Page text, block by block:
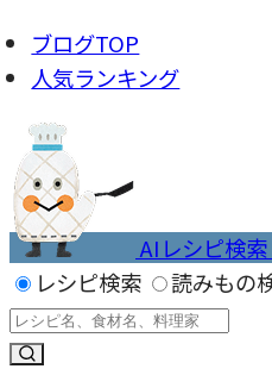
ブログTOP
人気ランキング
AIレシピ検索
レシピ検索
読みもの